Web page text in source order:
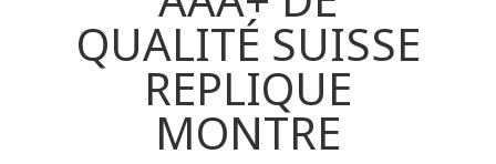
QUALITÉ SUISSE
REPLIQUE
MONTRE